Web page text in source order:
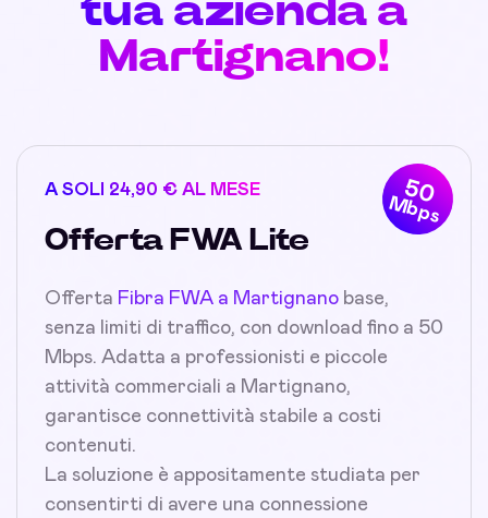
tua azienda a
Martignano!
50
Mbps
A SOLI 24,90 € AL MESE
Offerta FWA Lite
Offerta Fibra FWA a Martignano base,
senza limiti di traffico, con download fino a 50
Mbps. Adatta a professionisti e piccole
attività commerciali a Martignano,
garantisce connettività stabile a costi
contenuti.
La soluzione è appositamente studiata per
consentirti di avere una connessione